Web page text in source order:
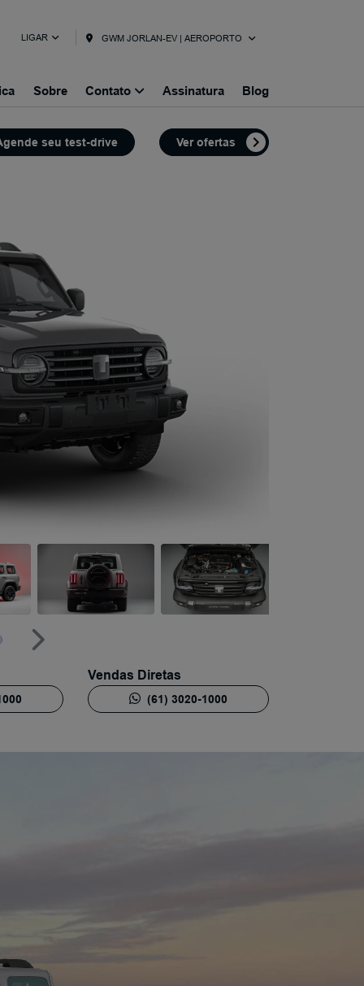
LIGAR GWM JORLAN-EV | AEROPORTO
Sobre Contato Assinatura Blog
seu test-drive Ver ofertas
Próximo
Vendas Diretas
(61) 3020-1000